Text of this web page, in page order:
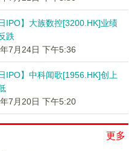
日IPO】大族数控[3200.HK]业绩
跌
7月24日 下午5:36
日IPO】中科闻歌[1956.HK]创上
7月20日 下午5:20
更多